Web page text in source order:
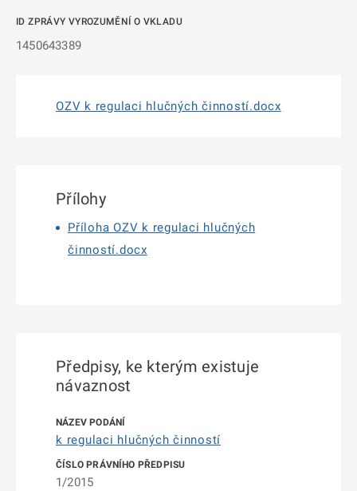
ID ZPRÁVY VYROZUMĚNÍ O VKLADU
1450643389
OZV k regulaci hlučných činností.docx
Přílohy
Příloha OZV k regulaci hlučných
činností.docx
Předpisy, ke kterým existuje
návaznost
k regulaci hlučných činností
1/2015